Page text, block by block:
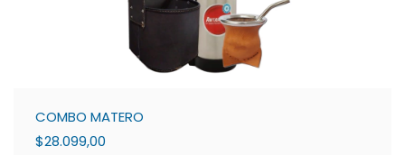
COMBO MATERO
$28.099,00